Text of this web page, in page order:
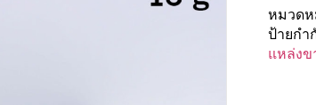
หมวด
ป้ายกำ
แหล่งข